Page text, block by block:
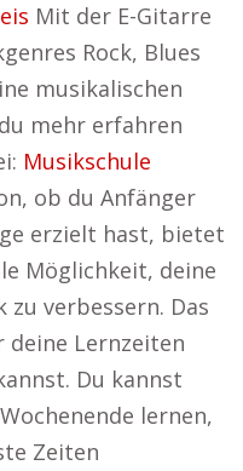
Mit der E-Gitarre
Rock, Blues
musikalischen
mehr erfahren
Musikschule
ob du Anfänger
erzielt hast, bietet
Möglichkeit, deine
verbessern. Das
deine Lernzeiten
Du kannst
lernen,
Zeiten